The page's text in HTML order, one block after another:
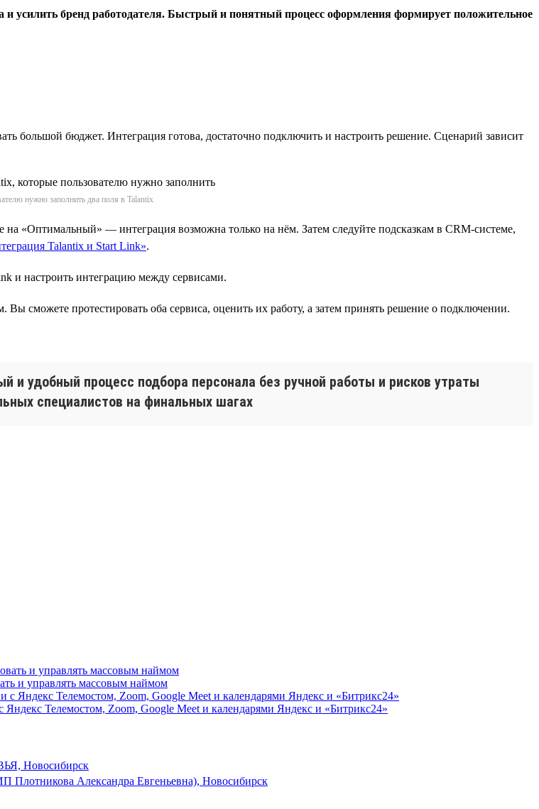
усилить бренд работодателя. Быстрый и понятный процесс оформления формирует положительное
большой бюджет. Интеграция готова, достаточно подключить и настроить решение. Сценарий зависит
нужно заполнить два поля в Talantix
на «Оптимальный» — интеграция возможна только на нём. Затем следуйте подсказкам в CRM-системе,
Talantix и Start Link».
и настроить интеграцию между сервисами.
сможете протестировать оба сервиса, оценить их работу, а затем принять решение о подключении.
и удобный процесс подбора персонала без ручной работы и рисков утраты
специалистов на финальных шагах
и управлять массовым наймом
Телемостом, Zoom, Google Meet и календарями Яндекс и «Битрикс24»
Новосибирск
Плотникова Александра Евгеньевна), Новосибирск